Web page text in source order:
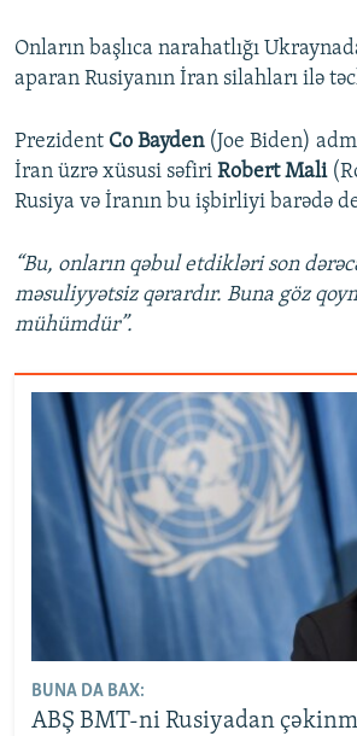
Onların başlıca narahatlığı
aparan Rusiyanın İran silahları ilə
Prezident Co Bayden(Joe Biden)
İran üzrə xüsusi səfiri Robert Mali
Rusiya və İranın bu işbirliyi barədə
“Bu, onların qəbul etdikləri son
məsuliyyətsiz qərardır. Buna göz
mühümdür”.
BUNA DA BAX:
ABŞ BMT-ni Rusiyadan